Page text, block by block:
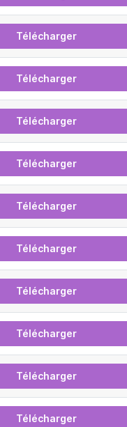
Télécharger
Télécharger
Télécharger
Télécharger
Télécharger
Télécharger
Télécharger
Télécharger
Télécharger
Télécharger